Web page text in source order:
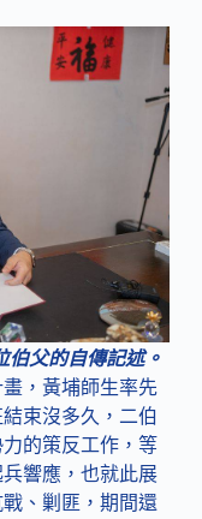
伯父的自傳記述。
，黃埔師生率先
束沒多久，二伯
的策反工作，等
響應，也就此展
、剿匪，期間還